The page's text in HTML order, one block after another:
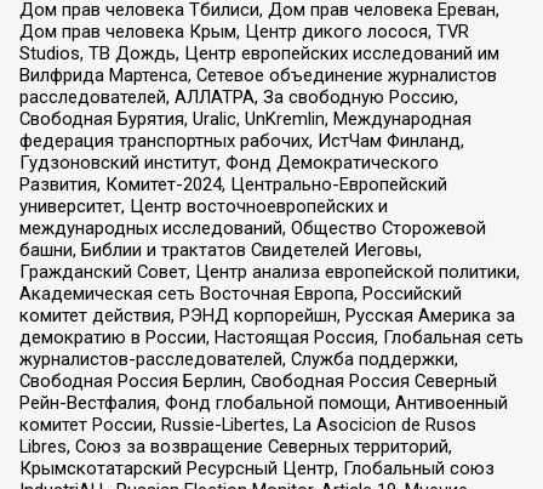
Дом прав человека Тбилиси, Дом прав человека Ереван,
Дом прав человека Крым, Центр дикого лосося, TVR
Studios, ТВ Дождь, Центр европейских исследований им
Вилфрида Мартенса, Сетевое объединение журналистов
расследователей, АЛЛАТРА, За свободную Россию,
Свободная Бурятия, Uralic, UnKremlin, Международная
федерация транспортных рабочих, ИстЧам Финланд,
Гудзоновский институт, Фонд Демократического
Развития, Комитет-2024, Центрально-Европейский
университет, Центр восточноевропейских и
международных исследований, Общество Сторожевой
башни, Библии и трактатов Свидетелей Иеговы,
Гражданский Совет, Центр анализа европейской политики,
Академическая сеть Восточная Европа, Российский
комитет действия, РЭНД корпорейшн, Русская Америка за
демократию в России, Настоящая Россия, Глобальная сеть
журналистов-расследователей, Служба поддержки,
Свободная Россия Берлин, Свободная Россия Северный
Рейн-Вестфалия, Фонд глобальной помощи, Антивоенный
комитет России, Russie-Libertes, La Asocicion de Rusos
Libres, Союз за возвращение Северных территорий,
Крымскотатарский Ресурсный Центр, Глобальный союз